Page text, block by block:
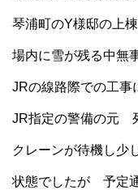
琴浦町のY様邸の上
場内に雪が残る中無
JRの線路際での工事
JR指定の警備の元
クレーンが待機し少
状態でしたが 予定